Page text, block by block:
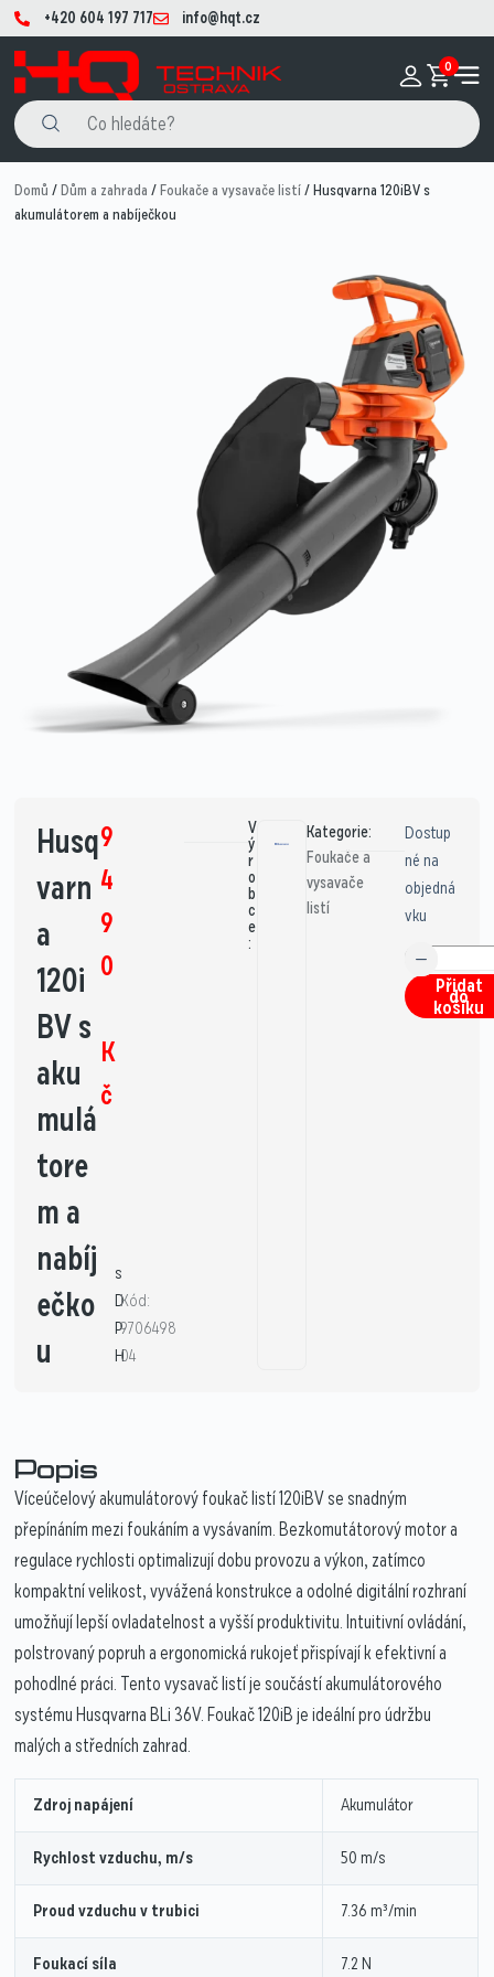
+420 604 197 717 info@hqt.cz
0
Domů /Dům a zahrada /Foukače a vysavače listí/ Husqvarna 120iBV s
akumulátorem a nabíječkou
Husq
varn
a
120i
BV s
aku
mulá
tore
m a
nabíj
ečko
u
9
4
9
0
K
č
s
D
P
H
Kód:
9706498
04
V
ý
r
o
b
c
e
:
Kategorie:
Foukače a
vysavače
listí
Dostup
né na
objedná
vku
Přidat
do
košíku
Popis
Víceúčelový akumulátorový foukač listí 120iBV se snadným
přepínáním mezi foukáním a vysávaním. Bezkomutátorový motor a
regulace rychlosti optimalizují dobu provozu a výkon, zatímco
kompaktní velikost, vyvážená konstrukce a odolné digitální rozhraní
umožňují lepší ovladatelnost a vyšší produktivitu. Intuitivní ovládání,
polstrovaný popruh a ergonomická rukojeť přispívají k efektivní a
pohodlné práci. Tento vysavač listí je součástí akumulátorového
systému Husqvarna BLi 36V. Foukač 120iB je ideální pro údržbu
malých a středních zahrad.
Zdroj napájení Akumulátor
Rychlost vzduchu, m/s 50 m/s
Proud vzduchu v trubici 7.36 m³/min
Foukací síla 7.2 N